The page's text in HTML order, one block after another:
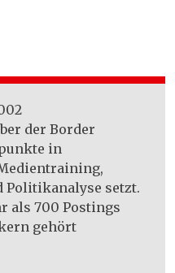
der Border
in
setzt.
als 700 Postings
gehört